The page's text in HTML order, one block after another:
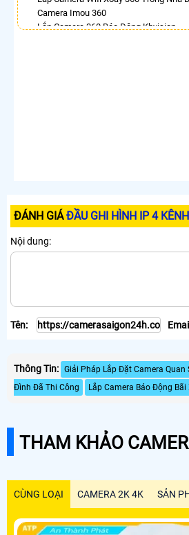
Camera Imou 360
Lắp Camera 360 Báo Động Kbvision
Lắp Camera Công Trình Giá Rẻ
Camera 360 Giá Rẻ
ĐÁNH GIÁĐẦU GHI HÌNH IP 4
Nội dung:
Tên:
Thông Tin: Giải Pháp Lắp Đặt Camera Quan
Đình Đã Thi Công
Lắp Camera Báo Động Bãi
THAM KHẢO
CÙNG LOẠI CAMERA 2K 4K SẢN